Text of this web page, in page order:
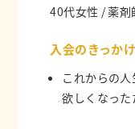
40代女性 / 薬
入会のきっかけ
これからの
欲しくなった